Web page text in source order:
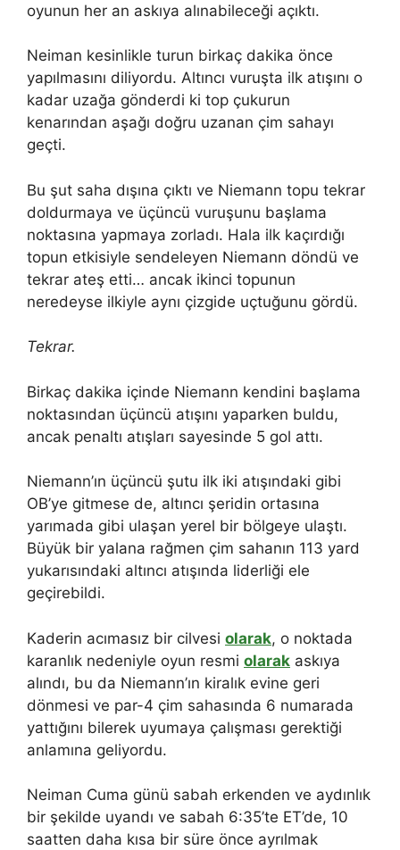
oyunun her an askıya alınabileceği açıktı.
Neiman kesinlikle turun birkaç dakika önce
yapılmasını diliyordu. Altıncı vuruşta ilk atışını o
kadar uzağa gönderdi ki top çukurun
kenarından aşağı doğru uzanan çim sahayı
geçti.
Bu şut saha dışına çıktı ve Niemann topu tekrar
doldurmaya ve üçüncü vuruşunu başlama
noktasına yapmaya zorladı. Hala ilk kaçırdığı
topun etkisiyle sendeleyen Niemann döndü ve
tekrar ateş etti… ancak ikinci topunun
neredeyse ilkiyle aynı çizgide uçtuğunu gördü.
Tekrar.
Birkaç dakika içinde Niemann kendini başlama
noktasından üçüncü atışını yaparken buldu,
ancak penaltı atışları sayesinde 5 gol attı.
Niemann’ın üçüncü şutu ilk iki atışındaki gibi
OB’ye gitmese de, altıncı şeridin ortasına
yarımada gibi ulaşan yerel bir bölgeye ulaştı.
Büyük bir yalana rağmen çim sahanın 113 yard
yukarısındaki altıncı atışında liderliği ele
geçirebildi.
Kaderin acımasız bir cilvesi olarak, o noktada
karanlık nedeniyle oyun resmi olarak askıya
alındı, bu da Niemann’ın kiralık evine geri
dönmesi ve par-4 çim sahasında 6 numarada
yattığını bilerek uyumaya çalışması gerektiği
anlamına geliyordu.
Neiman Cuma günü sabah erkenden ve aydınlık
bir şekilde uyandı ve sabah 6:35’te ET’de, 10
saatten daha kısa bir süre önce ayrılmak